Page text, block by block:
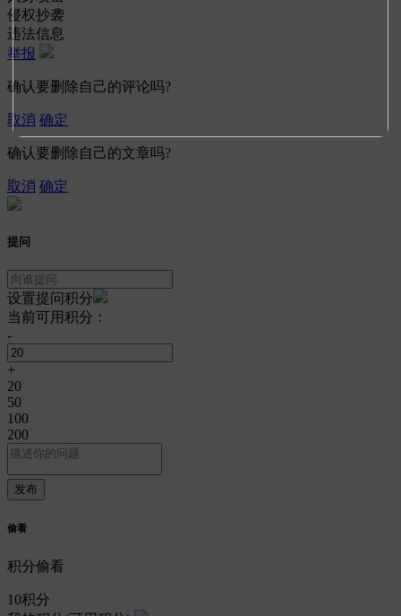
侵权抄袭
违法信息
举报
确认要删除自己的评论吗?
取消 确定
确认要删除自己的文章吗?
取消 确定
提问
设置提问积分
当前可用积分：
-
+
20
50
100
200
偷看
积分偷看
10积分